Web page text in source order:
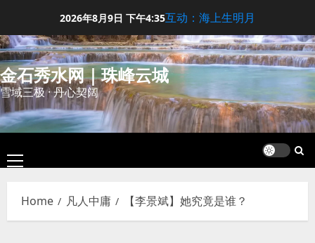
content
2026年8月9日 下午4:35互动：海上生明月
金石秀水网｜珠峰云城
雪域三极 · 丹心契阔
Primary
Menu
Home 凡人中庸 【李景斌】她究竟是谁？